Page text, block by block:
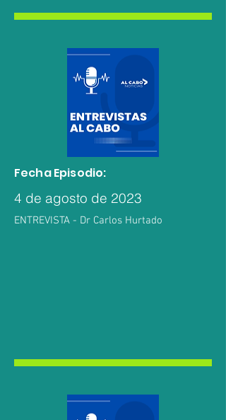
Fecha Episodio:
4 de agosto de 2023
ENTREVISTA - Dr Carlos Hurtado